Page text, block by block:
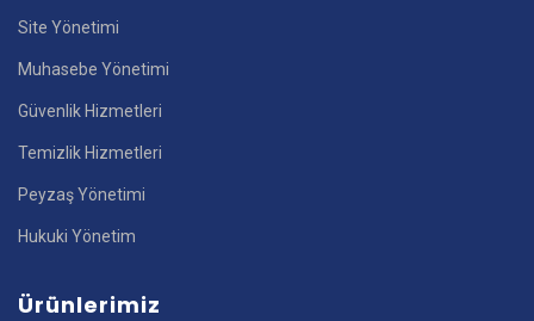
Site Yönetimi
Muhasebe Yönetimi
Güvenlik Hizmetleri
Temizlik Hizmetleri
Peyzaş Yönetimi
Hukuki Yönetim
Ürünlerimiz